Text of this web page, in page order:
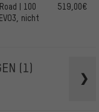
| 100
nicht
519,00€
(1)